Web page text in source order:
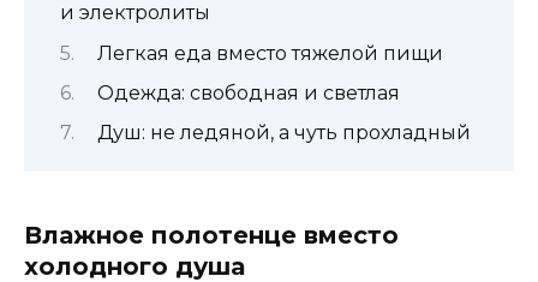
и электролиты
Легкая еда вместо тяжелой пищи
Одежда: свободная и светлая
Душ: не ледяной, а чуть прохладный
Влажное полотенце вместо
холодного душа